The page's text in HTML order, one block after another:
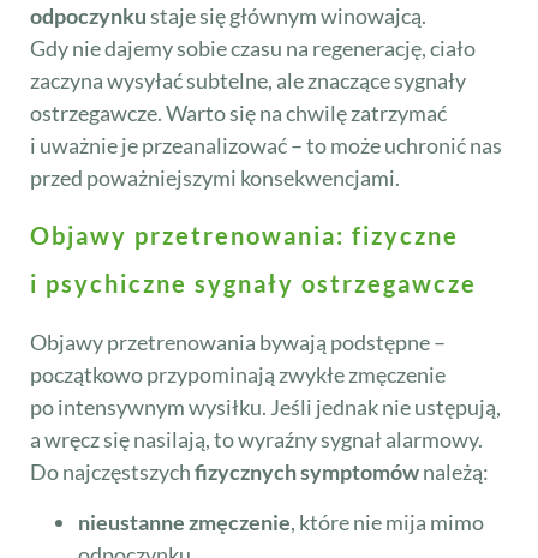
odpoczynkustaje się głównym winowajcą.
Gdy nie dajemy sobie czasu na regenerację, ciało
zaczyna wysyłać subtelne, ale znaczące sygnały
ostrzegawcze. Warto się na chwilę zatrzymać
i uważnie je przeanalizować – to może uchronić nas
przed poważniejszymi konsekwencjami.
Objawy przetrenowania: fizyczne
i psychiczne sygnały ostrzegawcze
Objawy przetrenowania bywają podstępne –
początkowo przypominają zwykłe zmęczenie
po intensywnym wysiłku. Jeśli jednak nie ustępują,
a wręcz się nasilają, to wyraźny sygnał alarmowy.
Do najczęstszychfizycznych symptomównależą:
nieustanne zmęczenie, które nie mija mimo